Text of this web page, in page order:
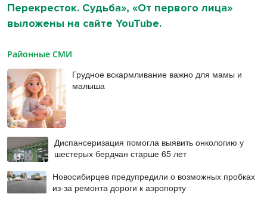
Перекресток. Судьба», «От первого лица»
выложены на сайте YouTube.
Районные СМИ
Грудное вскармливание важно для мамы и
малыша
Диспансеризация помогла выявить онкологию у
шестерых бердчан старше 65 лет
Новосибирцев предупредили о возможных пробках
из-за ремонта дороги к аэропорту